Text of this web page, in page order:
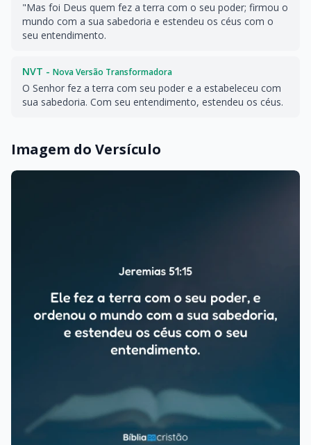
"Mas foi Deus quem fez a terra com o seu poder; firmou o
mundo com a sua sabedoria e estendeu os céus com o
seu entendimento.
NVT - Nova Versão Transformadora
O Senhor fez a terra com seu poder e a estabeleceu com
sua sabedoria. Com seu entendimento, estendeu os céus.
Imagem do Versículo